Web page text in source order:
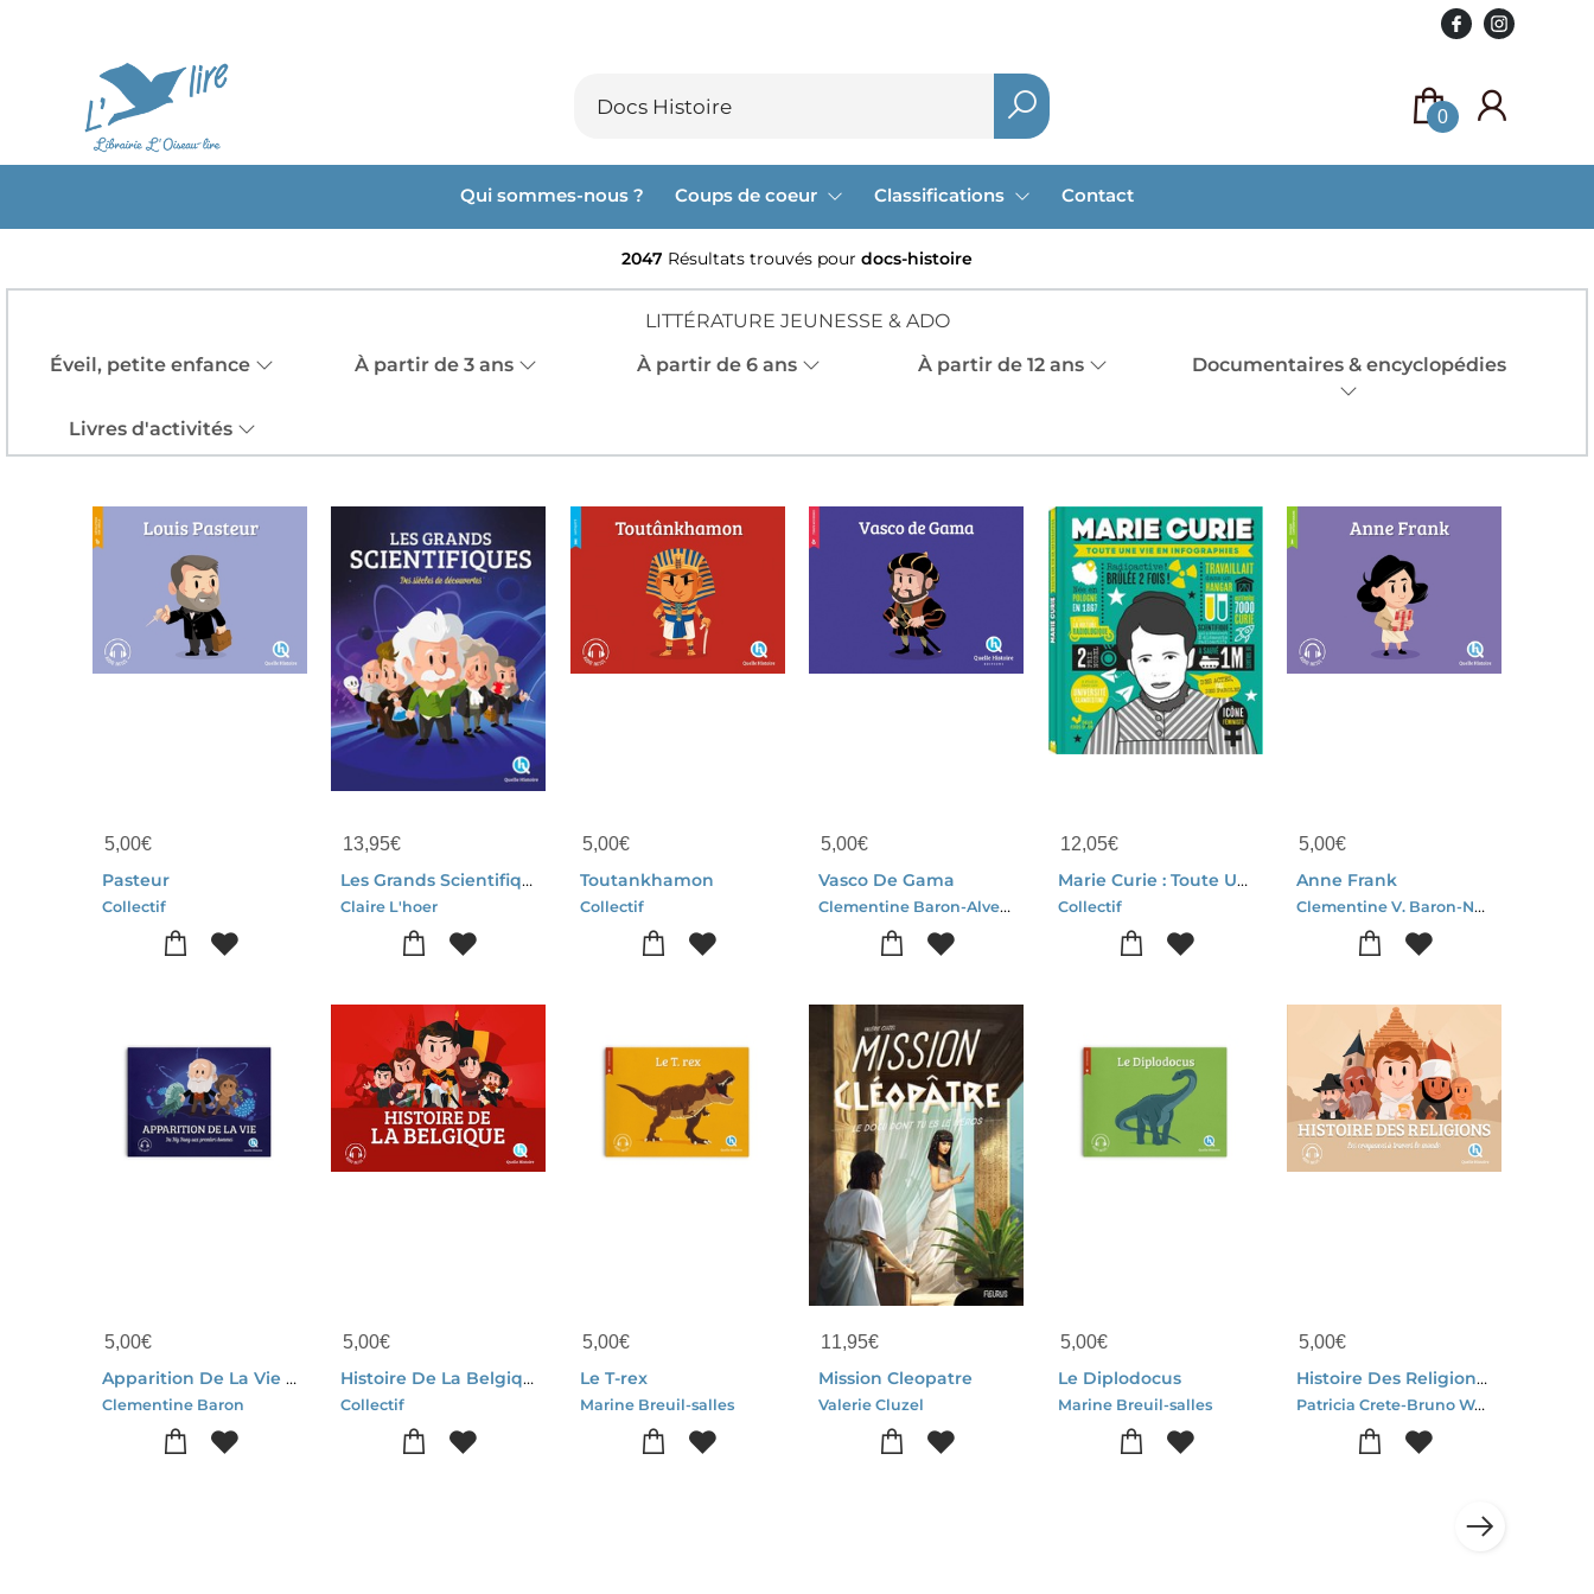
0
Qui sommes-nous ? Coups de coeur Classifications Contact
2047 Résultats trouvés pour docs-histoire
LITTÉRATURE JEUNESSE & ADO
Éveil, petite enfance
À partir de 3 ans À partir de 6 ans À partir de 12 ans Documentaires & encyclopédies
Livres d'activités
5,00€
Pasteur
Collectif
13,95€
Les Grands Scientifiques
Claire L'hoer
5,00€
Toutankhamon
Collectif
5,00€
Vasco De Gama
Clementine Baron-Alves Nuno
12,05€
Marie Curie : Toute Une Vie En Infographies
Collectif
5,00€
Anne Frank
Clementine V. Baron-Nuno Alves Rodrigues
5,00€
Apparition De La Vie : Du Big Bang Aux Premiers Hommes
Clementine Baron
5,00€
Histoire De La Belgique
Collectif
5,00€
Le T-rex
Marine Breuil-salles
11,95€
Mission Cleopatre
Valerie Cluzel
5,00€
Le Diplodocus
Marine Breuil-salles
5,00€
Histoire Des Religions ; Les Croyances A Travers Le Monde
Patricia Crete-Bruno Wennagel